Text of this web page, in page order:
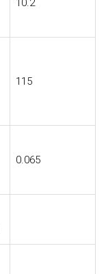
10.2
115
0.065